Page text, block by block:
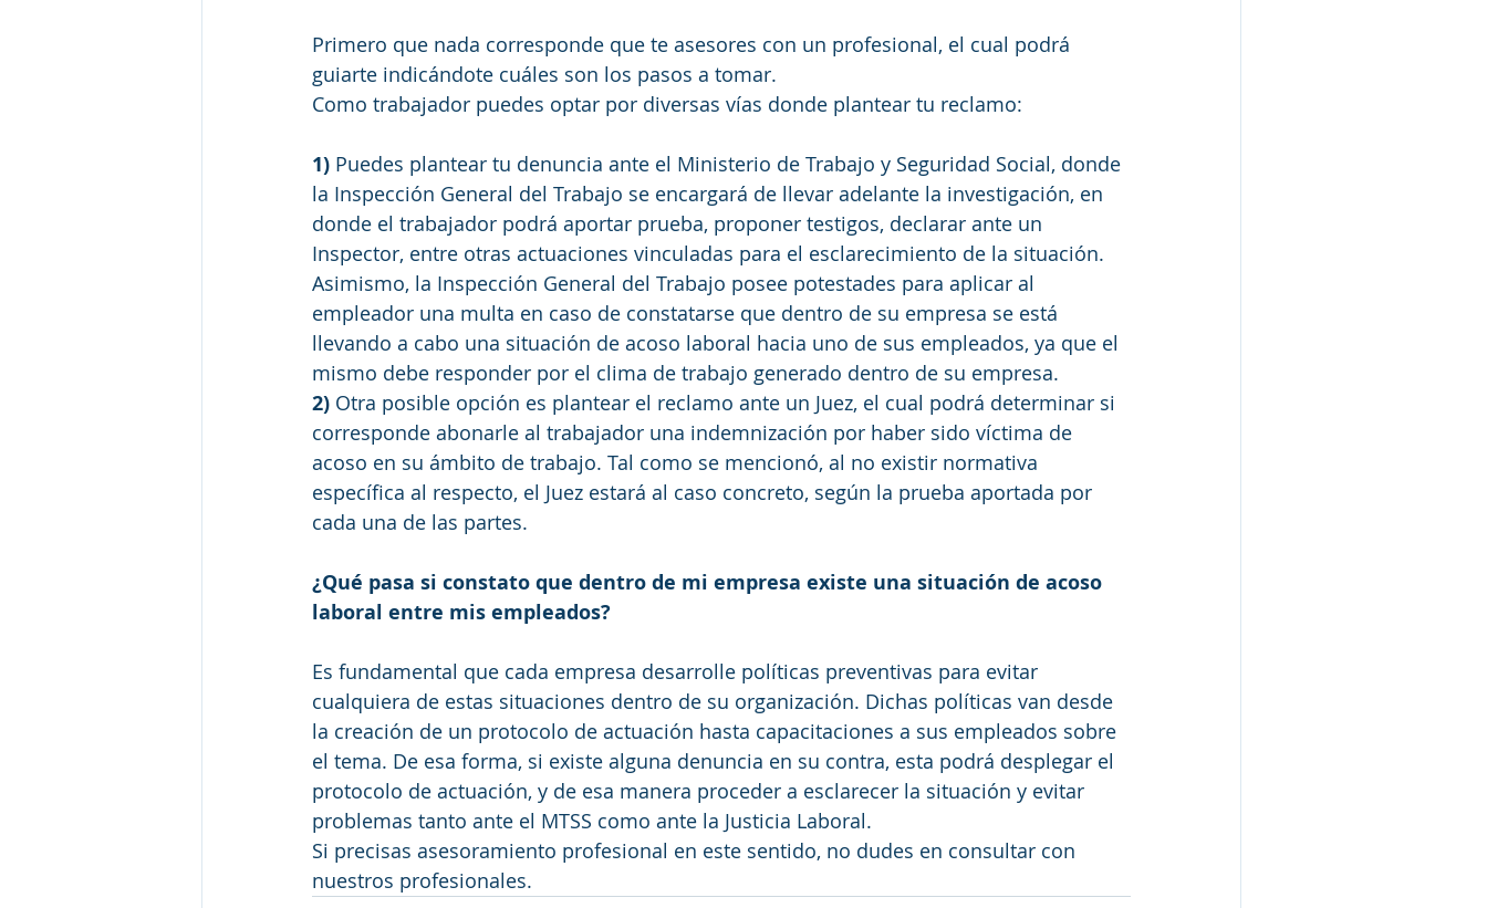
Primero que nada corresponde que te asesores con un profesional, el cual podrá
guiarte indicándote cuáles son los pasos a tomar.
Como trabajador puedes optar por diversas vías donde plantear tu reclamo:
1) Puedes plantear tu denuncia ante el Ministerio de Trabajo y Seguridad Social, donde
la Inspección General del Trabajo se encargará de llevar adelante la investigación, en
donde el trabajador podrá aportar prueba, proponer testigos, declarar ante un
Inspector, entre otras actuaciones vinculadas para el esclarecimiento de la situación.
Asimismo, la Inspección General del Trabajo posee potestades para aplicar al
empleador una multa en caso de constatarse que dentro de su empresa se está
llevando a cabo una situación de acoso laboral hacia uno de sus empleados, ya que el
mismo debe responder por el clima de trabajo generado dentro de su empresa.
2) Otra posible opción es plantear el reclamo ante un Juez, el cual podrá determinar si
corresponde abonarle al trabajador una indemnización por haber sido víctima de
acoso en su ámbito de trabajo. Tal como se mencionó, al no existir normativa
específica al respecto, el Juez estará al caso concreto, según la prueba aportada por
cada una de las partes.
¿Qué pasa si constato que dentro de mi empresa existe una situación de acoso
laboral entre mis empleados?
Es fundamental que cada empresa desarrolle políticas preventivas para evitar
cualquiera de estas situaciones dentro de su organización. Dichas políticas van desde
la creación de un protocolo de actuación hasta capacitaciones a sus empleados sobre
el tema. De esa forma, si existe alguna denuncia en su contra, esta podrá desplegar el
protocolo de actuación, y de esa manera proceder a esclarecer la situación y evitar
problemas tanto ante el MTSS como ante la Justicia Laboral.
Si precisas asesoramiento profesional en este sentido, no dudes en consultar con
nuestros profesionales.